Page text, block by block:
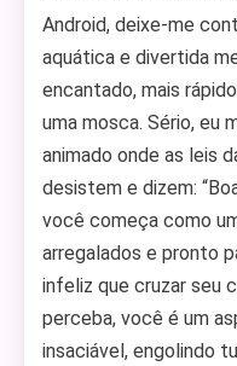
Android, deixe-me
aquática e divertida
encantado, mais
uma mosca. Sério, eu
animado onde as leis
desistem e dizem:
você começa como
arregalados e pronto
infeliz que cruzar seu
perceba, você é um
insaciável, engolindo